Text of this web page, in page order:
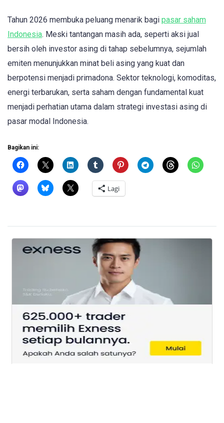
Tahun 2026 membuka peluang menarik bagi pasar saham
Indonesia. Meski tantangan masih ada, seperti aksi jual
bersih oleh investor asing di tahap sebelumnya, sejumlah
emiten menunjukkan minat beli asing yang kuat dan
berpotensi menjadi primadona. Sektor teknologi, komoditas,
energi terbarukan, serta saham dengan fundamental kuat
menjadi perhatian utama dalam strategi investasi asing di
pasar modal Indonesia.
Bagikan ini:
Lagi